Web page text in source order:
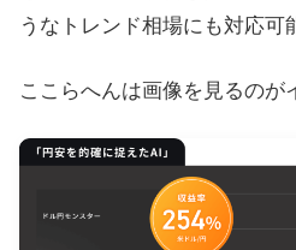
うなトレンド相場にも対応可
ここらへんは画像を見るのが